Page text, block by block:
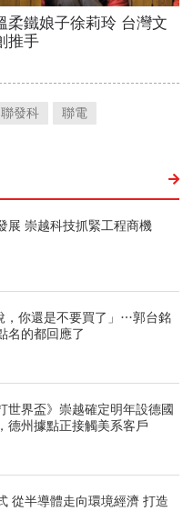
聯發科 聯電
展 崇越科技抓緊工程商機
，你還是不要買了」…郭台銘
名的都回應了
世界盃》崇越確定明年設德國
德州據點正接觸美系客戶
從半導體走向環境經濟 打造